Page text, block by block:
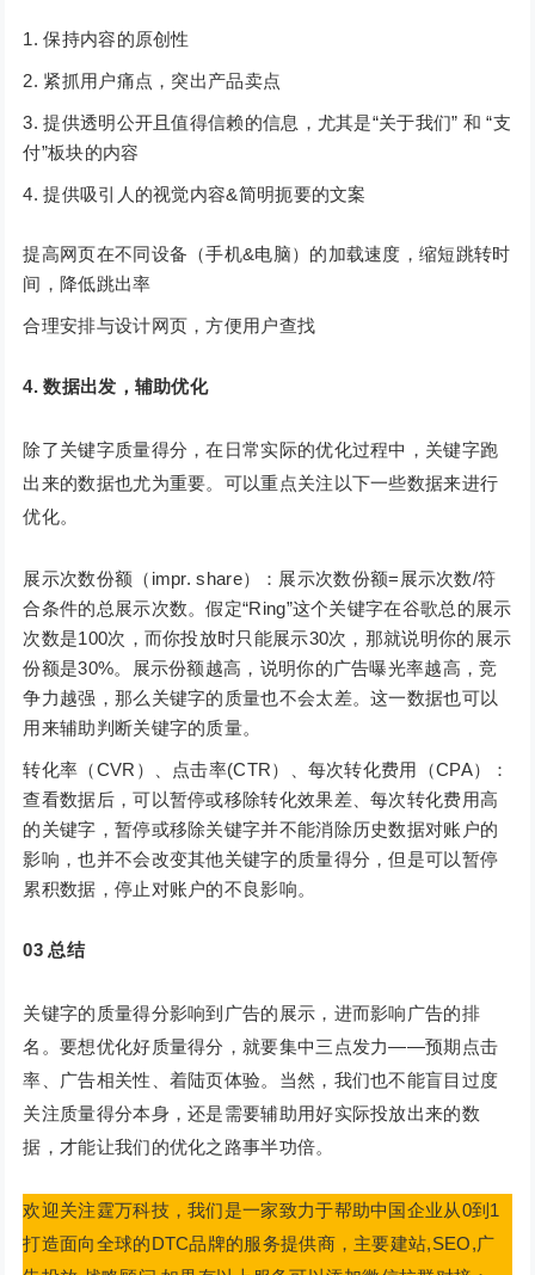
保持内容的原创性
紧抓用户痛点，突出产品卖点
提供透明公开且值得信赖的信息，尤其是“关于我们” 和 “支
付”板块的内容
提供吸引人的视觉内容&简明扼要的文案
提高网页在不同设备（手机&电脑）的加载速度，缩短跳转时
间，降低跳出率
合理安排与设计网页，方便用户查找
4. 数据出发，辅助优化
除了关键字质量得分，在日常实际的优化过程中，关键字跑
出来的数据也尤为重要。可以重点关注以下一些数据来进行
优化。
展示次数份额（impr. share）：展示次数份额=展示次数/符
合条件的总展示次数。假定“Ring”这个关键字在谷歌总的展示
次数是100次，而你投放时只能展示30次，那就说明你的展示
份额是30%。展示份额越高，说明你的广告曝光率越高，竞
争力越强，那么关键字的质量也不会太差。这一数据也可以
用来辅助判断关键字的质量。
转化率（CVR）、点击率(CTR）、每次转化费用（CPA）：
查看数据后，可以暂停或移除转化效果差、每次转化费用高
的关键字，暂停或移除关键字并不能消除历史数据对账户的
影响，也并不会改变其他关键字的质量得分，但是可以暂停
累积数据，停止对账户的不良影响。
03 总结
关键字的质量得分影响到广告的展示，进而影响广告的排
名。要想优化好质量得分，就要集中三点发力——预期点击
率、广告相关性、着陆页体验。当然，我们也不能盲目过度
关注质量得分本身，还是需要辅助用好实际投放出来的数
据，才能让我们的优化之路事半功倍。
欢迎关注霆万科技，我们是一家致力于帮助中国企业从0到1
打造面向全球的DTC品牌的服务提供商，主要建站,SEO,广